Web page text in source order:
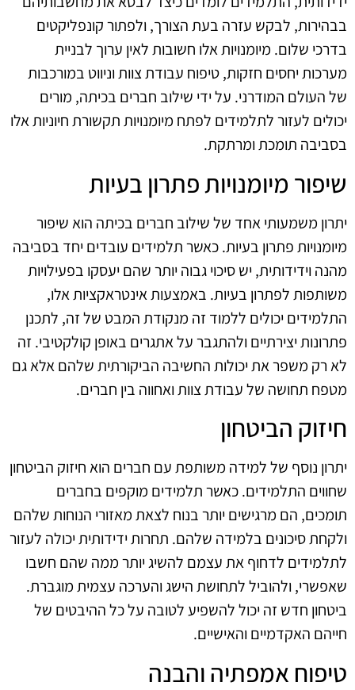
בבהירות, לבקש עזרה בעת הצורך, ולפתור קונפליקטים
בדרכי שלום. מיומנויות אלו חשובות לאין ערוך לבניית
מערכות יחסים חזקות, טיפוח עבודת צוות וניווט במורכבות
של העולם המודרני. על ידי שילוב חברים בכיתה, מורים
יכולים לעזור לתלמידים לפתח מיומנויות תקשורת חיוניות אלו
בסביבה תומכת ומרתקת.
שיפור מיומנויות פתרון בעיות
יתרון משמעותי אחד של שילוב חברים בכיתה הוא שיפור
מיומנויות פתרון בעיות. כאשר תלמידים עובדים יחד בסביבה
מהנה וידידותית, יש סיכוי גבוה יותר שהם יעסקו בפעילויות
משותפות לפתרון בעיות. באמצעות אינטראקציות אלו,
התלמידים יכולים ללמוד זה מנקודת המבט של זה, לתכנן
פתרונות יצירתיים ולהתגבר על אתגרים באופן קולקטיבי. זה
לא רק משפר את יכולות החשיבה הביקורתית שלהם אלא גם
מטפח תחושה של עבודת צוות ואחווה בין חברים.
חיזוק הביטחון
יתרון נוסף של למידה משותפת עם חברים הוא חיזוק הביטחון
שחווים התלמידים. כאשר תלמידים מוקפים בחברים
תומכים, הם מרגישים יותר בנוח לצאת מאזורי הנוחות שלהם
ולקחת סיכונים בלמידה שלהם. תחרות ידידותית יכולה לעזור
לתלמידים לדחוף את עצמם להשיג יותר ממה שהם חשבו
שאפשרי, ולהוביל לתחושת הישג והערכה עצמית מוגברת.
ביטחון חדש זה יכול להשפיע לטובה על כל ההיבטים של
חייהם האקדמיים והאישיים.
טיפוח אמפתיה והבנה